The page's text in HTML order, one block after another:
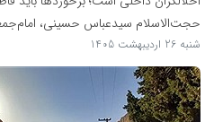
حجت‌الاسلام سیدعباس حسینی،
شنبه 26 اردیبهشت 1405